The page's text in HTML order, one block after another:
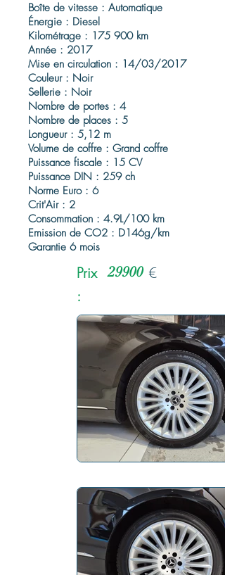
Boîte de vitesse : Automatique
Énergie : Diesel
Kilométrage : 175 900 km
Année : 2017
Mise en circulation : 14/03/2017
Couleur : Noir
Sellerie : Noir
Nombre de portes : 4
Nombre de places : 5
Longueur : 5,12 m
Volume de coffre : Grand coffre
Puissance fiscale : 15 CV
Puissance DIN : 259 ch
Norme Euro : 6
Crit'Air : 2
Consommation : 4.9L/100 km
Emission de CO2 : D146g/km
Garantie 6 mois
Prix
:
29900 €